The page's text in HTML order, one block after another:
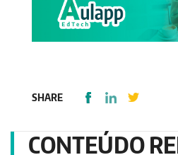
SHARE
CONTEÚDO